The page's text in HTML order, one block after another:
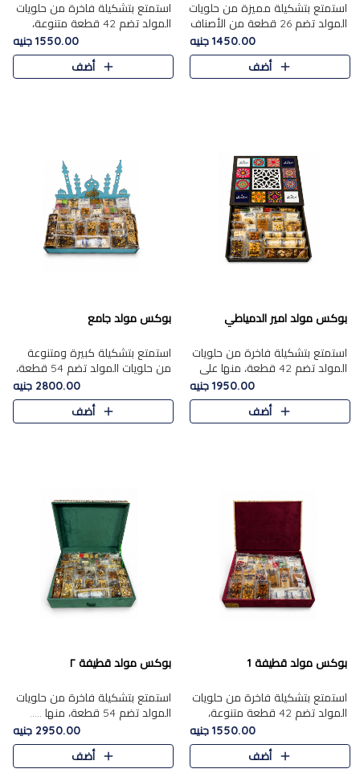
استمتع بتشكيلة مميزة من حلويات
المولد تضم 26 قطعة من الأصناف
الشرقية المتنوعة......1450.00 جنيه
أضف
استمتع بتشكيلة فاخرة من حلويات
المولد تضم 42 قطعة متنوعة،
1550.00 جنيه
أضف
بوكس مولد امير الدمياطي
استمتع بتشكيلة فاخرة من حلويات
المولد تضم 42 قطعة، منها علي
بابا بالمكسرات، الجزرية بالفول....
1950.00 جنيه
أضف
بوكس مولد جامع
استمتع بتشكيلة كبيرة ومتنوعة
من حلويات المولد تضم 54 قطعة،
منها الجزرية بالفول والبندق، علي
بابا بالمكسرات، الملبن.....
2800.00 جنيه
أضف
بوكس مولد قطيفة 1
استمتع بتشكيلة فاخرة من حلويات
المولد تضم 42 قطعة متنوعة،
1550.00 جنيه
أضف
بوكس مولد قطيفة ٢
استمتع بتشكيلة فاخرة من حلويات
المولد تضم 54 قطعة، منها .....
2950.00 جنيه
أضف